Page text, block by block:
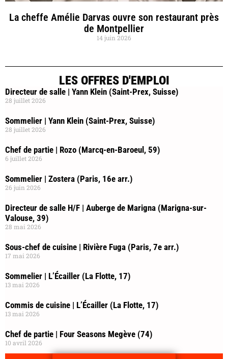
La cheffe Amélie Darvas ouvre son restaurant près
de Montpellier
14 juin 2026
LES OFFRES D'EMPLOI
Directeur de salle | Yann Klein (Saint-Prex, Suisse)
28 juillet 2026
Sommelier | Yann Klein (Saint-Prex, Suisse)
28 juillet 2026
Chef de partie | Rozo (Marcq-en-Baroeul, 59)
6 juillet 2026
Sommelier | Zostera (Paris, 16e arr.)
26 juin 2026
Directeur de salle H/F | Auberge de Marigna (Marigna-sur-
Valouse, 39)
28 mai 2026
Sous-chef de cuisine | Rivière Fuga (Paris, 7e arr.)
17 mai 2026
Sommelier | L’Écailler (La Flotte, 17)
13 mai 2026
Commis de cuisine | L’Écailler (La Flotte, 17)
13 mai 2026
Chef de partie | Four Seasons Megève (74)
10 avril 2026